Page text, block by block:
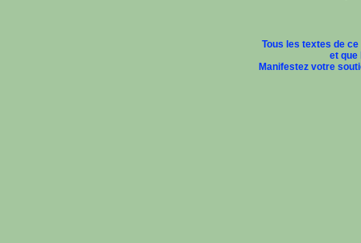
Tous les textes de
et
Manifestez votre